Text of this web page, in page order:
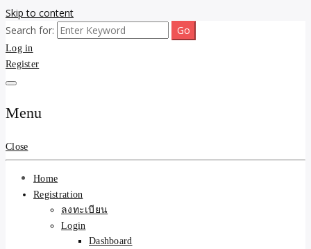
Skip to content
รับจ้างโพสต์ขายบ้าน ขาย
ของ ติดหน้าแรก Google Ai
Search ราคาถูกที่สุด! เน้น
ความคุ้มค่า "ถูกและดีมีอยู่
จริง" (เหมาะกับพ่อค้า
แม่ค้า) บริการโพสต์เว็บ
บอร์ด SEO การันตีงานดี
ขายบ้านไม่ออก ขายสินค้าไม่ได้ บอกเรา! รับจ้างลงโพสต์อสังหาฯ รับโพส
เว็บบอร์ดSEO ดันติดหน้าแรก Google AI ชัวร์ 🎯 … ให้เราจัดการให้! ด้วย
ระบบ AI Search & SEO ที่แม่นยำที่สุด
Search for:
Log in
Register
Menu
Close
Home
Registration
ลงทะเบียน
Login
Dashboard